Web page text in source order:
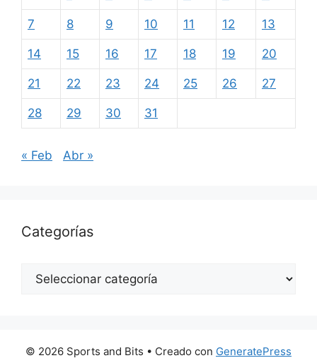
7 8 9 10 11 12 13
14 15 16 17 18 19 20
21 22 23 24 25 26 27
28 29 30 31
« Feb Abr »
Categorías
Categorías
© 2026 Sports and Bits • Creado con GeneratePress